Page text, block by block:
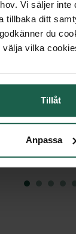
Vi säljer inte
tillbaka ditt
du
välja vilka
Tillåt
Anpassa
41